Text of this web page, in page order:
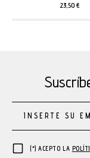
23,50 €
(*) ACEPTO LA